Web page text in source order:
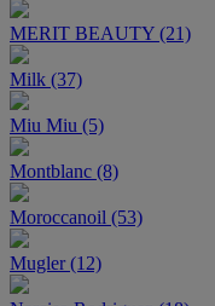
MERIT BEAUTY (21)
Milk (37)
Miu Miu (5)
Montblanc (8)
Moroccanoil (53)
Mugler (12)